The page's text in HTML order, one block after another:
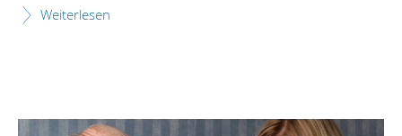
Weiterlesen